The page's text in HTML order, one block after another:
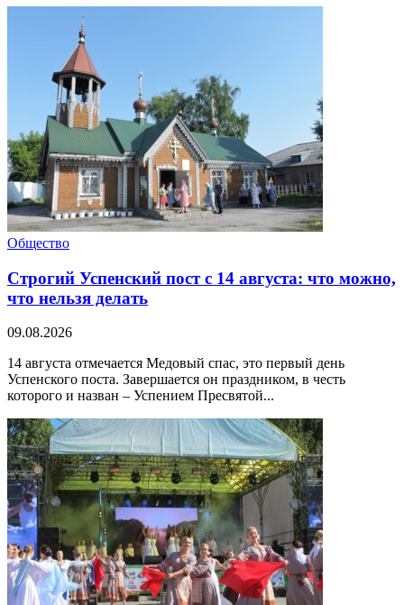
Общество
Строгий Успенский пост с 14 августа: что можно,
что нельзя делать
09.08.2026
14 августа отмечается Медовый спас, это первый день
Успенского поста. Завершается он праздником, в честь
которого и назван – Успением Пресвятой...